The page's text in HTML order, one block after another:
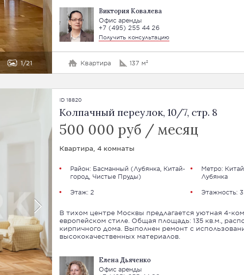
1 21
Виктория Ковалева
Офис аренды
+7 (495) 255 44 26
Получить консультацию
Квартира 137 м²
ID 18820
Колпачный переулок, 10/7, стр. 8
500 000 руб / месяц
Квартира, 4 комнаты
Район: Басманный (Лубянка, Китай-
город, Чистые Пруды)
Метро:
Лубянка
Этаж: 2
Этажность: 3
В тихом центре Москвы предлагается уютная 4-
европейском стиле. Общая площадь: 135 кв.м.,
кирпичного дома. Выполнен ремонт с
высококачественных материалов.
Елена Дьяченко
Офис аренды